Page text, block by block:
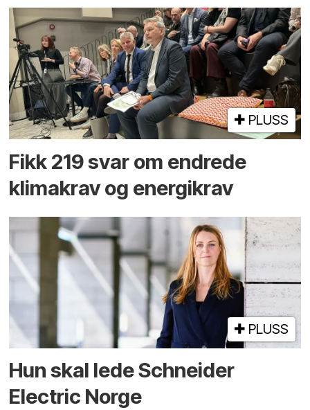
PLUSS
Fikk 219 svar om endrede
klimakrav og energikrav
PLUSS
Hun skal lede Schneider
Electric Norge